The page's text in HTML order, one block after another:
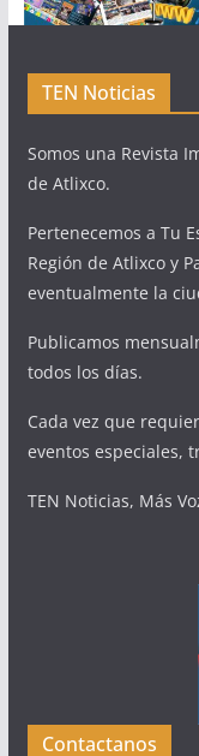
TEN Noticias
Somos una Revista
de Atlixco.
Pertenecemos a Tu
Región de Atlixco y
eventualmente la
Publicamos
todos los días.
Cada vez que
eventos especiales,
TEN Noticias, Más
Contactanos